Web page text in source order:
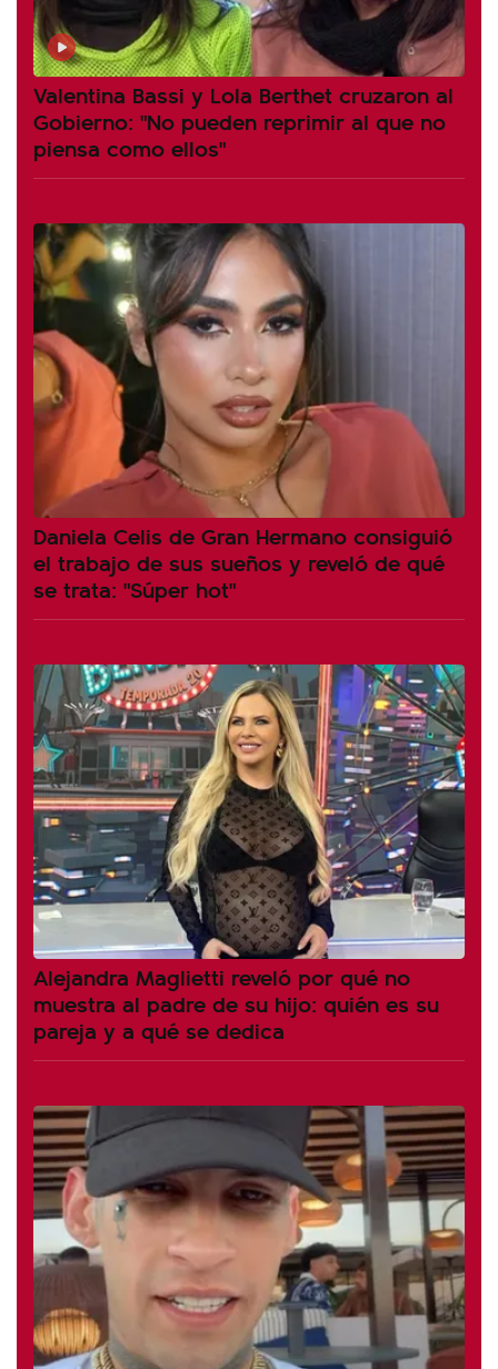
Valentina Bassi y Lola Berthet cruzaron al
Gobierno: "No pueden reprimir al que no
piensa como ellos"
Daniela Celis de Gran Hermano consiguió
el trabajo de sus sueños y reveló de qué
se trata: "Súper hot"
Alejandra Maglietti reveló por qué no
muestra al padre de su hijo: quién es su
pareja y a qué se dedica